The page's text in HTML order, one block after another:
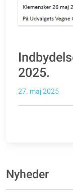
2025.
27. maj 2025
Nyheder